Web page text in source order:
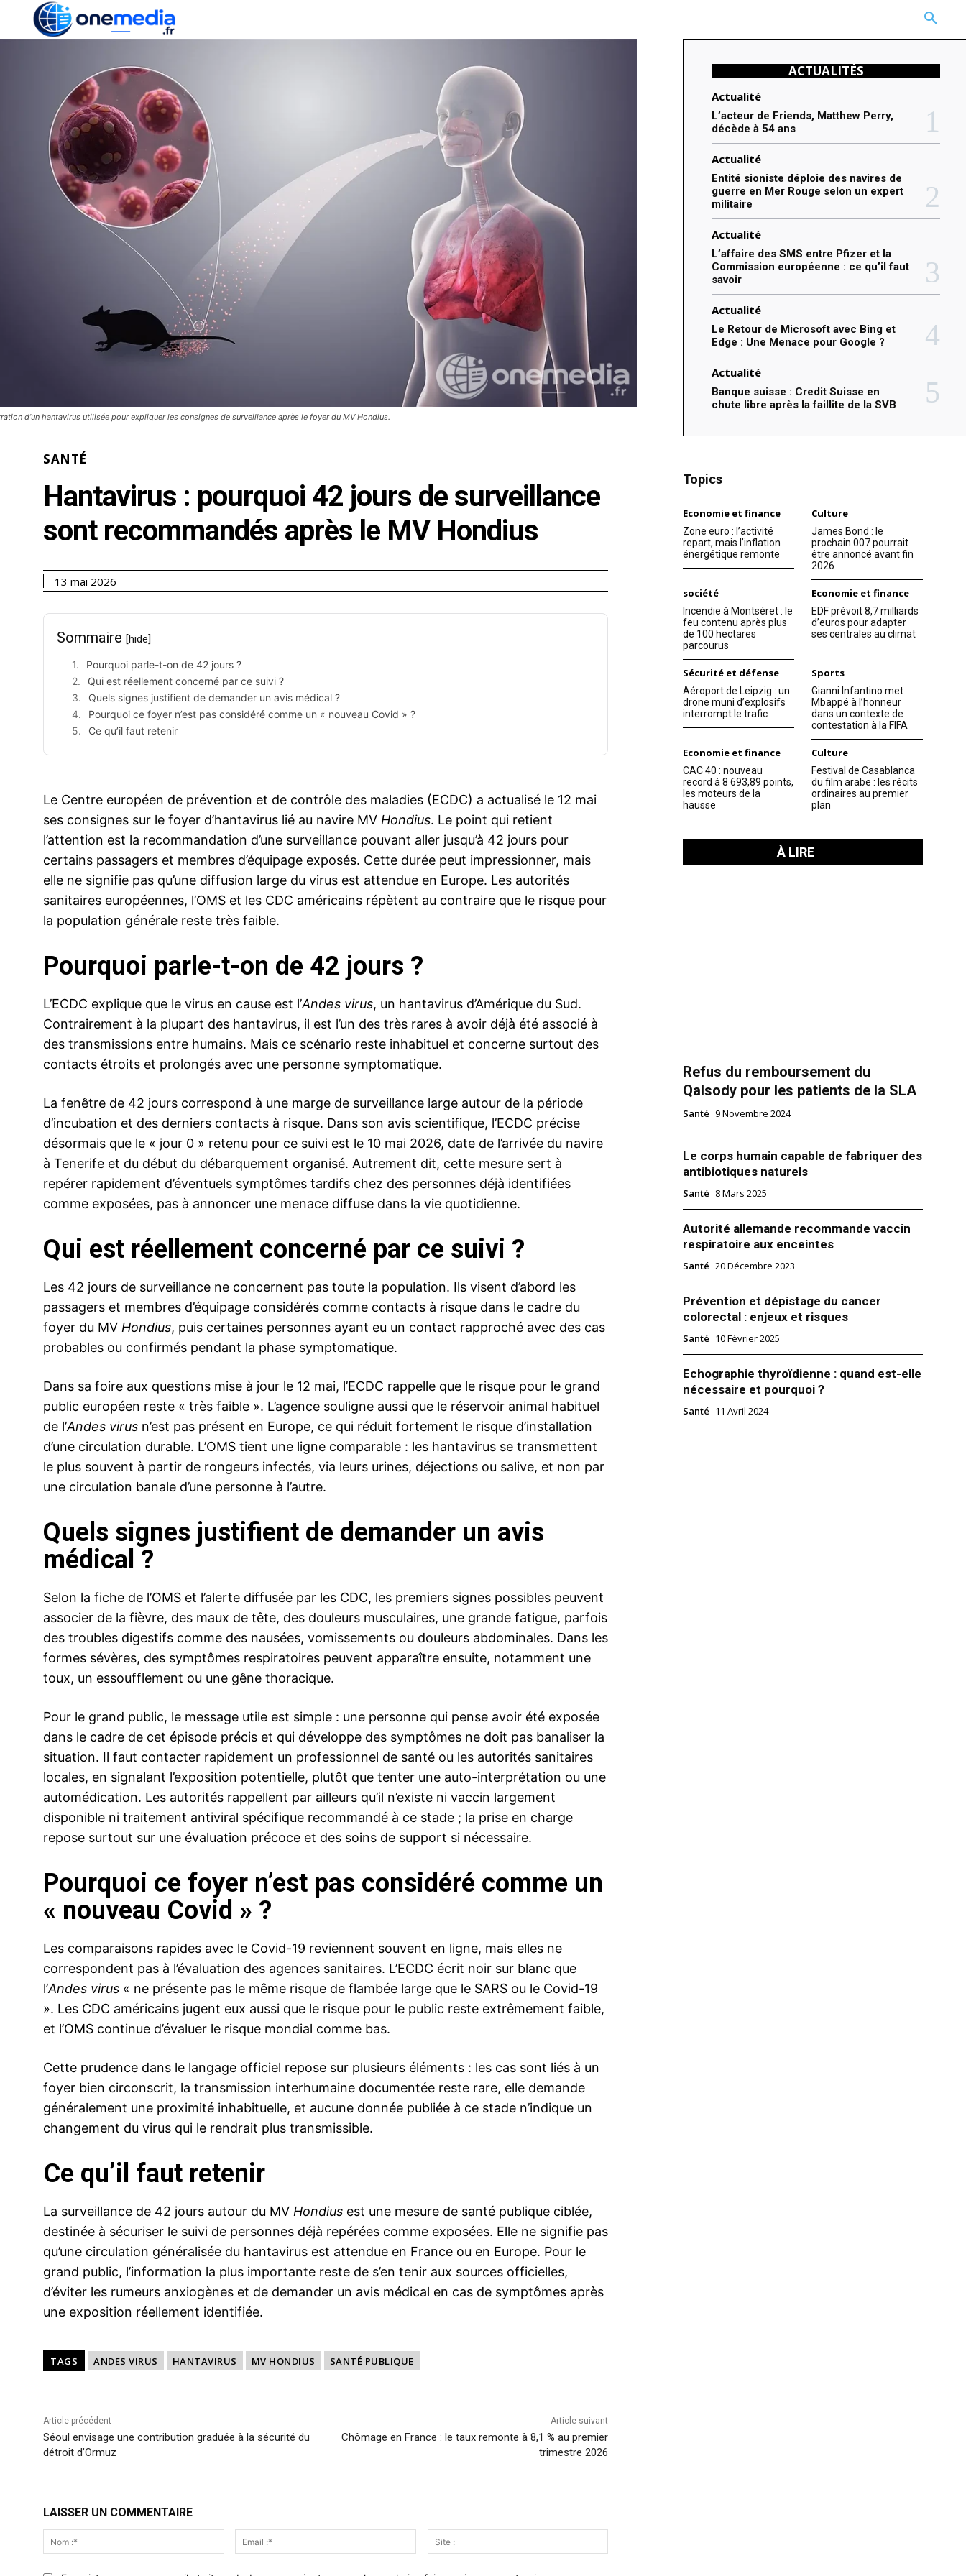
MORE
d’un hantavirus utilisée pour expliquer les consignes de surveillance après le foyer du MV Hondius.
SANTÉ
Hantavirus : pourquoi 42 jours de surveillance
sont recommandés après le MV Hondius
13 mai 2026
Sommaire [hide]
Pourquoi parle-t-on de 42 jours ?
Qui est réellement concerné par ce suivi ?
Quels signes justifient de demander un avis médical ?
Pourquoi ce foyer n’est pas considéré comme un « nouveau Covid » ?
Ce qu’il faut retenir
Le Centre européen de prévention et de contrôle des maladies (ECDC) a actualisé le 12 mai
ses consignes sur le foyer d’hantavirus lié au navire MV Hondius. Le point qui retient
l’attention est la recommandation d’une surveillance pouvant aller jusqu’à 42 jours pour
certains passagers et membres d’équipage exposés. Cette durée peut impressionner, mais
elle ne signifie pas qu’une diffusion large du virus est attendue en Europe. Les autorités
sanitaires européennes, l’OMS et les CDC américains répètent au contraire que le risque pour
la population générale reste très faible.
Pourquoi parle-t-on de 42 jours ?
L’ECDC explique que le virus en cause est l’Andes virus, un hantavirus d’Amérique du Sud.
Contrairement à la plupart des hantavirus, il est l’un des très rares à avoir déjà été associé à
des transmissions entre humains. Mais ce scénario reste inhabituel et concerne surtout des
contacts étroits et prolongés avec une personne symptomatique.
La fenêtre de 42 jours correspond à une marge de surveillance large autour de la période
d’incubation et des derniers contacts à risque. Dans son avis scientifique, l’ECDC précise
désormais que le « jour 0 » retenu pour ce suivi est le 10 mai 2026, date de l’arrivée du navire
à Tenerife et du début du débarquement organisé. Autrement dit, cette mesure sert à
repérer rapidement d’éventuels symptômes tardifs chez des personnes déjà identifiées
comme exposées, pas à annoncer une menace diffuse dans la vie quotidienne.
Qui est réellement concerné par ce suivi ?
Les 42 jours de surveillance ne concernent pas toute la population. Ils visent d’abord les
passagers et membres d’équipage considérés comme contacts à risque dans le cadre du
foyer du MV Hondius, puis certaines personnes ayant eu un contact rapproché avec des cas
probables ou confirmés pendant la phase symptomatique.
Dans sa foire aux questions mise à jour le 12 mai, l’ECDC rappelle que le risque pour le grand
public européen reste « très faible ». L’agence souligne aussi que le réservoir animal habituel
de l’Andes virus n’est pas présent en Europe, ce qui réduit fortement le risque d’installation
d’une circulation durable. L’OMS tient une ligne comparable : les hantavirus se transmettent
le plus souvent à partir de rongeurs infectés, via leurs urines, déjections ou salive, et non par
une circulation banale d’une personne à l’autre.
Quels signes justifient de demander un avis
médical ?
Selon la fiche de l’OMS et l’alerte diffusée par les CDC, les premiers signes possibles peuvent
associer de la fièvre, des maux de tête, des douleurs musculaires, une grande fatigue, parfois
des troubles digestifs comme des nausées, vomissements ou douleurs abdominales. Dans les
formes sévères, des symptômes respiratoires peuvent apparaître ensuite, notamment une
toux, un essoufflement ou une gêne thoracique.
Pour le grand public, le message utile est simple : une personne qui pense avoir été exposée
dans le cadre de cet épisode précis et qui développe des symptômes ne doit pas banaliser la
situation. Il faut contacter rapidement un professionnel de santé ou les autorités sanitaires
locales, en signalant l’exposition potentielle, plutôt que tenter une auto-interprétation ou une
automédication. Les autorités rappellent par ailleurs qu’il n’existe ni vaccin largement
disponible ni traitement antiviral spécifique recommandé à ce stade ; la prise en charge
repose surtout sur une évaluation précoce et des soins de support si nécessaire.
Pourquoi ce foyer n’est pas considéré comme un
« nouveau Covid » ?
Les comparaisons rapides avec le Covid-19 reviennent souvent en ligne, mais elles ne
correspondent pas à l’évaluation des agences sanitaires. L’ECDC écrit noir sur blanc que
l’Andes virus « ne présente pas le même risque de flambée large que le SARS ou le Covid-19
». Les CDC américains jugent eux aussi que le risque pour le public reste extrêmement faible,
et l’OMS continue d’évaluer le risque mondial comme bas.
Cette prudence dans le langage officiel repose sur plusieurs éléments : les cas sont liés à un
foyer bien circonscrit, la transmission interhumaine documentée reste rare, elle demande
généralement une proximité inhabituelle, et aucune donnée publiée à ce stade n’indique un
changement du virus qui le rendrait plus transmissible.
Ce qu’il faut retenir
La surveillance de 42 jours autour du MV Hondius est une mesure de santé publique ciblée,
destinée à sécuriser le suivi de personnes déjà repérées comme exposées. Elle ne signifie pas
qu’une circulation généralisée du hantavirus est attendue en France ou en Europe. Pour le
grand public, l’information la plus importante reste de s’en tenir aux sources officielles,
d’éviter les rumeurs anxiogènes et de demander un avis médical en cas de symptômes après
une exposition réellement identifiée.
TAGS ANDES VIRUS HANTAVIRUS MV HONDIUS SANTÉ PUBLIQUE
Article précédent
Séoul envisage une contribution graduée à la sécurité du
détroit d’Ormuz
Article suivant
Chômage en France : le taux remonte à 8,1 % au premier
trimestre 2026
LAISSER UN COMMENTAIRE
Nom
:*
Email
:*
:
ACTUALITÉS
Actualité
L’acteur de Friends, Matthew Perry,
décède à 54 ans
Actualité
Entité sioniste déploie des navires de
guerre en Mer Rouge selon un expert
militaire
Actualité
L’affaire des SMS entre Pfizer et la
Commission européenne : ce qu’il faut
savoir
Actualité
Le Retour de Microsoft avec Bing et
Edge : Une Menace pour Google ?
Actualité
Banque suisse : Credit Suisse en
chute libre après la faillite de la SVB
Topics
Economie et finance
Zone euro : l’activité
repart, mais l’inflation
énergétique remonte
Culture
James Bond : le
prochain 007 pourrait
être annoncé avant fin
2026
société
Incendie à Montséret : le
feu contenu après plus
de 100 hectares
parcourus
Economie et finance
EDF prévoit 8,7 milliards
d’euros pour adapter
ses centrales au climat
Sécurité et défense
Aéroport de Leipzig : un
drone muni d’explosifs
interrompt le trafic
Sports
Gianni Infantino met
Mbappé à l’honneur
dans un contexte de
contestation à la FIFA
Economie et finance
CAC 40 : nouveau
record à 8 693,89 points,
les moteurs de la
hausse
Culture
Festival de Casablanca
du film arabe : les récits
ordinaires au premier
plan
À LIRE
Refus du remboursement du
Qalsody pour les patients de la SLA
Santé 9 Novembre 2024
Le corps humain capable de fabriquer des
antibiotiques naturels
Santé 8 Mars 2025
Autorité allemande recommande vaccin
respiratoire aux enceintes
Santé 20 Décembre 2023
Prévention et dépistage du cancer
colorectal : enjeux et risques
Santé 10 Février 2025
Echographie thyroïdienne : quand est-elle
nécessaire et pourquoi ?
Santé 11 Avril 2024